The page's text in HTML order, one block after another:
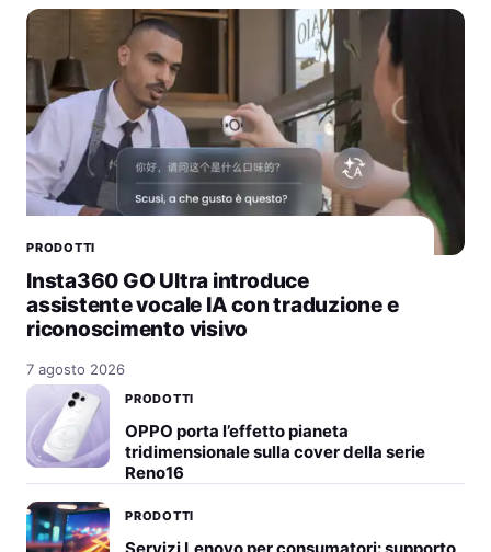
PRODOTTI
Insta360 GO Ultra introduce
assistente vocale IA con traduzione e
riconoscimento visivo
7 agosto 2026
PRODOTTI
OPPO porta l’effetto pianeta
tridimensionale sulla cover della serie
Reno16
PRODOTTI
Servizi Lenovo per consumatori: supporto